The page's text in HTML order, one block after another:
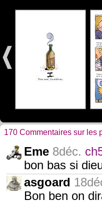
170 Commentaires sur les
Eme 8déc.
bon bas si
asgoard
Bon ben on